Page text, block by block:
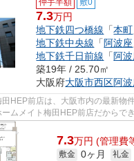
7.3万円
地下鉄四つ橋線 「本町
地下鉄中央線 「 阿波座
地下鉄千日前線 「 阿
築19年 / 25.70㎡
大阪府大阪市西区阿
HEP前店は、大阪市内の最新物
ムメイト梅田HEP前店だからで
一緒に探しましょう♪...
7.3万円 (管理費
敷金 0ヶ月 礼金